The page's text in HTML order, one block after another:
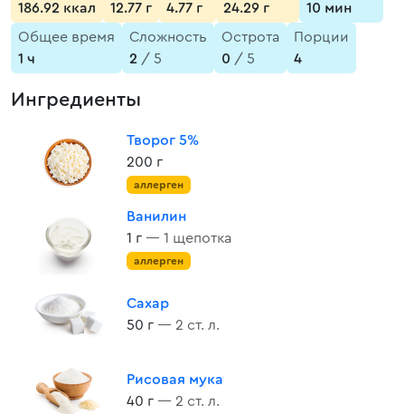
186.92 ккал
12.77 г
4.77 г
24.29 г
10 мин
Общее время
1 ч
Сложность
2 / 5
Острота
0 / 5
Порции
4
Ингредиенты
Творог 5%
200 г
аллерген
Ванилин
1 г — 1 щепотка
аллерген
Сахар
50 г — 2 ст. л.
Рисовая мука
40 г — 2 ст. л.